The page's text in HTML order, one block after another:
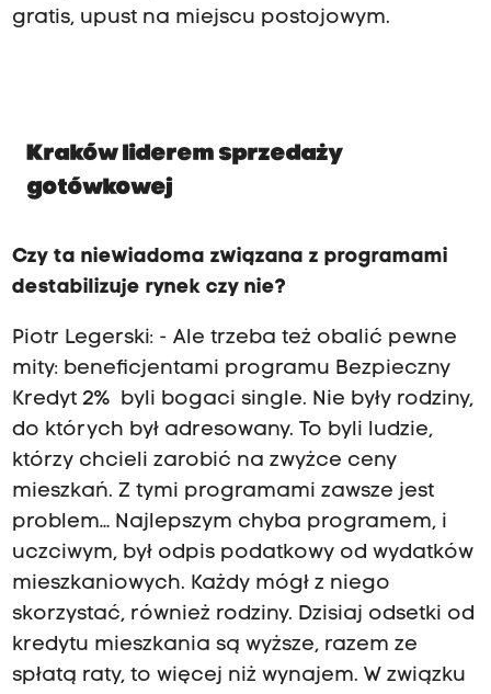
gratis, upust na miejscu postojowym.
Kraków liderem sprzedaży
gotówkowej
Czy ta niewiadoma związana z programami
destabilizuje rynek czy nie?
Piotr Legerski: - Ale trzeba też obalić pewne
mity: beneficjentami programu Bezpieczny
Kredyt 2% byli bogaci single. Nie były rodziny,
do których był adresowany. To byli ludzie,
którzy chcieli zarobić na zwyżce ceny
mieszkań. Z tymi programami zawsze jest
problem… Najlepszym chyba programem, i
uczciwym, był odpis podatkowy od wydatków
mieszkaniowych. Każdy mógł z niego
skorzystać, również rodziny. Dzisiaj odsetki od
kredytu mieszkania są wyższe, razem ze
spłatą raty, to więcej niż wynajem. W związku